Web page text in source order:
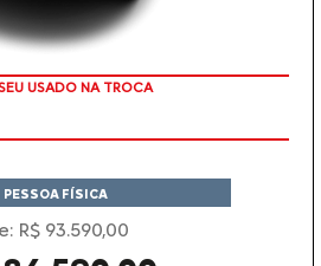
TAXA 0 %
PESSOA FÍSICA
R$ 93.590,00